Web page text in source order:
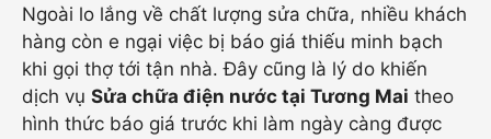
Ngoài lo lắng về chất lượng sửa chữa, nhiều khách
hàng còn e ngại việc bị báo giá thiếu minh bạch
khi gọi thợ tới tận nhà. Đây cũng là lý do khiến
dịch vụ Sửa chữa điện nước tại Tương Mai theo
hình thức báo giá trước khi làm ngày càng được